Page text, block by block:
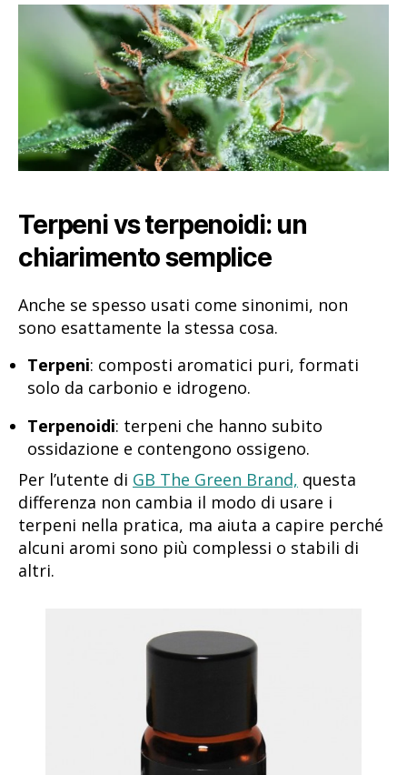
Terpeni vs terpenoidi: un
chiarimento semplice
Anche se spesso usati come sinonimi, non
sono esattamente la stessa cosa.
Terpeni: composti aromatici puri, formati
solo da carbonio e idrogeno.
Terpenoidi: terpeni che hanno subito
ossidazione e contengono ossigeno.
Per l’utente di GB The Green Brand, questa
differenza non cambia il modo di usare i
terpeni nella pratica, ma aiuta a capire perché
alcuni aromi sono più complessi o stabili di
altri.